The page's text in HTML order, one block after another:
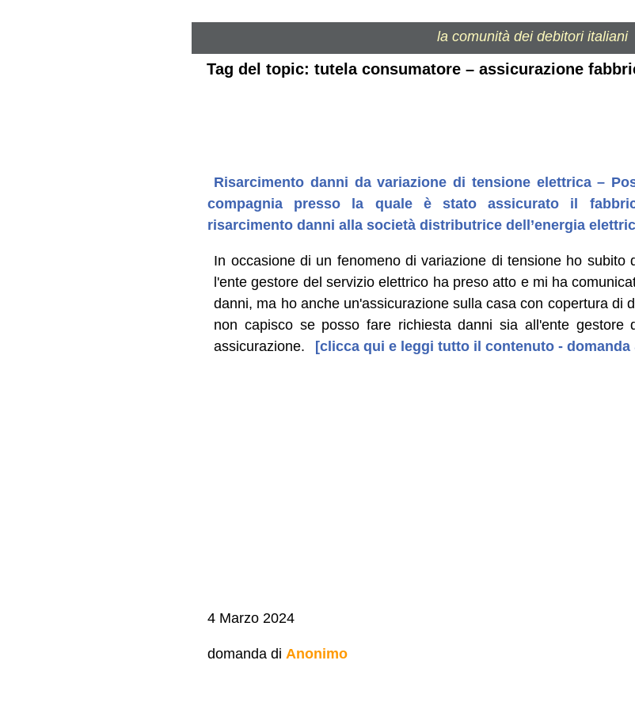
la comunità dei debitori italiani
Tag del topic: tutela consumatore – assicurazione
Risarcimento danni da variazione di tensione elettrica –
compagnia presso la quale è stato assicurato il
risarcimento danni alla società distributrice dell’energia
In occasione di un fenomeno di variazione di tensione ho subito
l'ente gestore del servizio elettrico ha preso atto e mi ha
danni, ma ho anche un'assicurazione sulla casa con copertura di
non capisco se posso fare richiesta danni sia all'ente gestore
assicurazione.
[clicca qui e leggi tutto il contenuto - domanda
4 Marzo 2024
domanda di Anonimo